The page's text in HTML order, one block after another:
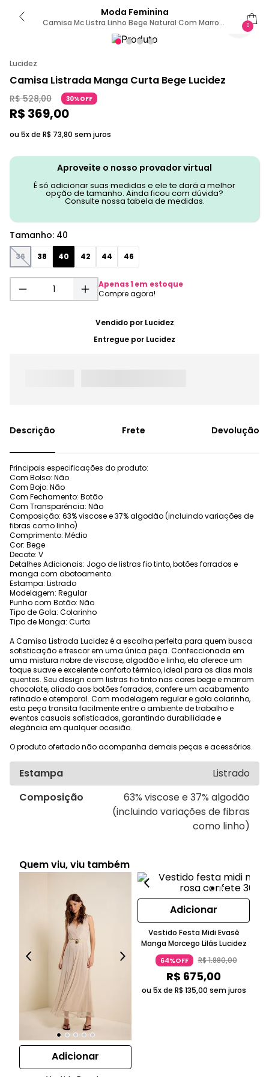
Moda Feminina
Camisa Mc Listra Linho Bege Natural Com Marrom
Chocolate 40
0
Lucidez
Camisa Listrada Manga Curta Bege Lucidez
R$ 528,00 30%OFF
R$ 369,00
ou 5x de R$ 73,80 sem juros
Aproveite o nosso provador virtual
É só adicionar suas medidas e ele te dará a melhor
opção de tamanho. Ainda ficou com dúvida?
Consulte nossa tabela de medidas.
Tamanho: 40
36 38 40 42 44 46
Apenas1 em estoque
Vendido por Lucidez
Entregue por Lucidez
Frete Devolução
Principais especificações do produto:
Com Bolso: Não
Com Bojo: Não
Com Fechamento: Botão
Com Transparência: Não
Composição: 63% viscose e 37% algodão (incluindo variações de
fibras como linho)
Comprimento: Médio
Cor: Bege
Decote: V
Detalhes Adicionais: Jogo de listras fio tinto, botões forrados e
manga com abotoamento.
Estampa: Listrado
Modelagem: Regular
Punho com Botão: Não
Tipo de Gola: Colarinho
Tipo de Manga: Curta
A Camisa Listrada Lucidez é a escolha perfeita para quem busca
sofisticação e frescor em uma única peça. Confeccionada em
uma mistura nobre de viscose, algodão e linho, ela oferece um
toque suave e excelente conforto térmico, ideal para os dias mais
quentes. Seu design com listras fio tinto nas cores bege e marrom
chocolate, aliado aos botões forrados, confere um acabamento
refinado e atemporal. Com modelagem regular e gola colarinho,
esta peça transita facilmente entre o ambiente de trabalho e
eventos casuais sofisticados, garantindo durabilidade e
elegância em qualquer ocasião.
O produto ofertado não acompanha demais peças e acessórios.
Estampa
Listrado
Composição
63% viscose e 37% algodão
(incluindo variações de fibras
como linho)
Quem viu, viu também
Adicionar
Adicionar
Vestido Festa Midi Evasê
Manga Morcego Lilás Lucidez
64%OFF R$1.880,00
R$ 675,00
ou 5x de R$ 135,00 sem juros